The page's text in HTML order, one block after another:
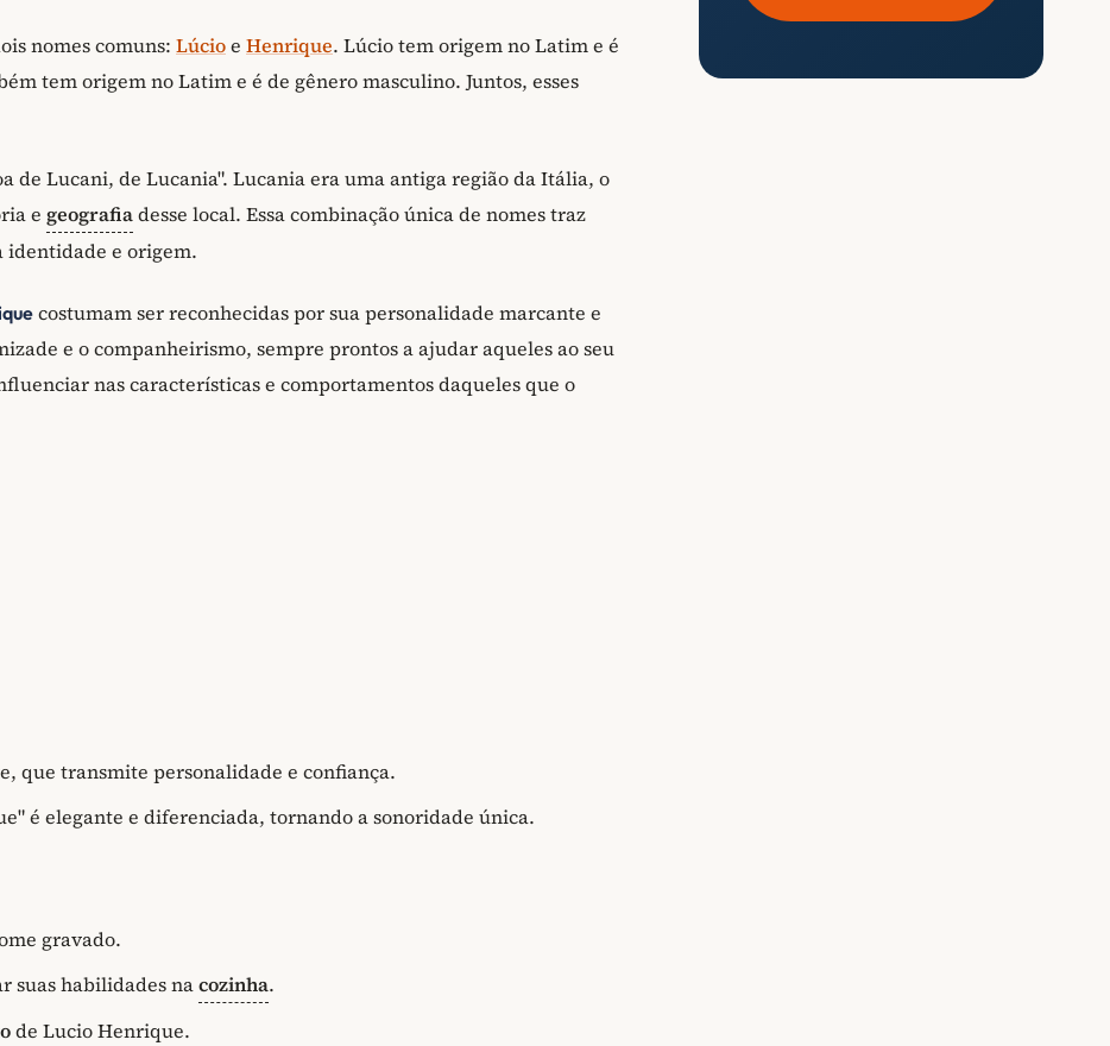
nomes comuns: Lúcioe Henrique. Lúcio tem origem no Latim e é
tem origem no Latim e é de gênero masculino. Juntos, esses
de Lucani, de Lucania". Lucania era uma antiga região da Itália, o
e geografiadesse local. Essa combinação única de nomes traz
identidade e origem.
costumam ser reconhecidas por sua personalidade marcante e
e o companheirismo, sempre prontos a ajudar aqueles ao seu
nas características e comportamentos daqueles que o
que transmite personalidade e confiança.
é elegante e diferenciada, tornando a sonoridade única.
gravado.
suas habilidades nacozinha.
de Lucio Henrique.